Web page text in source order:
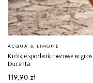
Krótkie spodenki beżowe w
Ducenta
PRODUCENT
ACQUA & LIMONE
Cena
119,90 zł